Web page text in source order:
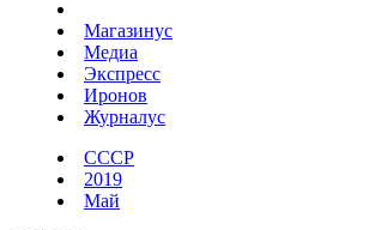
Магазинус
Медиа
Экспресс
Иронов
Журналус
СССР
2019
Май